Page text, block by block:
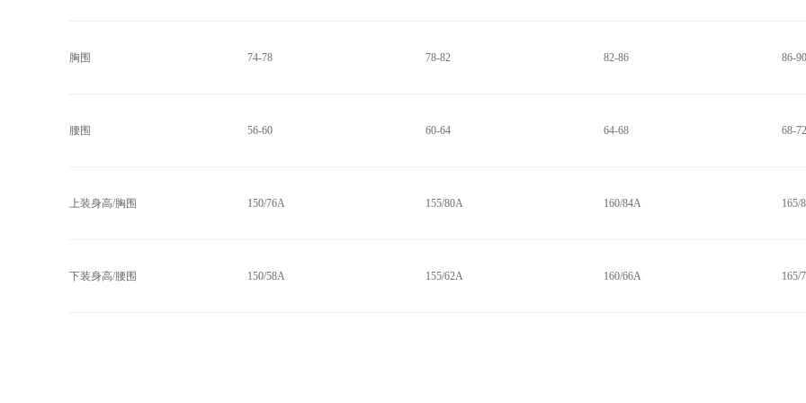
胸围 74-78 78-82 82-86 86-90
腰围 56-60 60-64 64-68 68-72
上装身高/胸围 150/76A 155/80A 160/84A 165/
下装身高/腰围 150/58A 155/62A 160/66A 165/